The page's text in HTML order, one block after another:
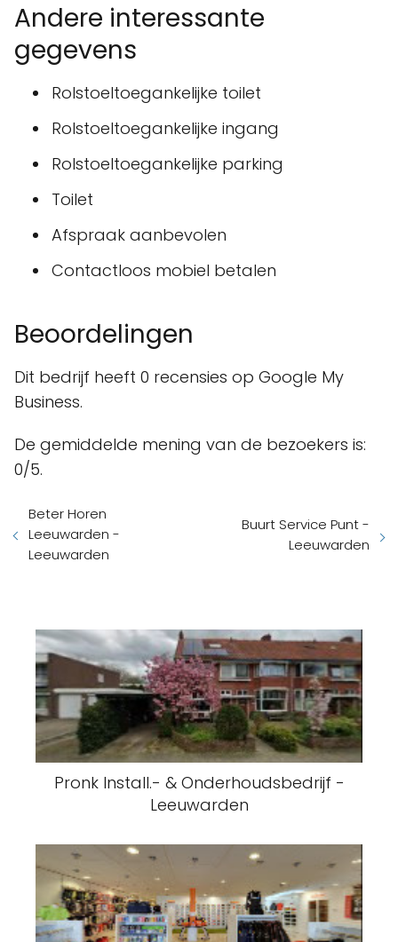
Andere interessante
gegevens
Rolstoeltoegankelijke toilet
Rolstoeltoegankelijke ingang
Rolstoeltoegankelijke parking
Toilet
Afspraak aanbevolen
Contactloos mobiel betalen
Beoordelingen
Dit bedrijf heeft 0 recensies op Google My
Business.
De gemiddelde mening van de bezoekers is:
0/5.
Beter Horen
Leeuwarden -
Leeuwarden
Buurt Service Punt -
Leeuwarden
Pronk Install.- & Onderhoudsbedrijf -
Leeuwarden